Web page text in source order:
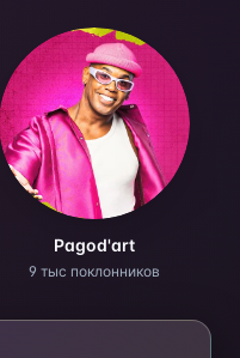
Pagod'art
9 тыс поклонников